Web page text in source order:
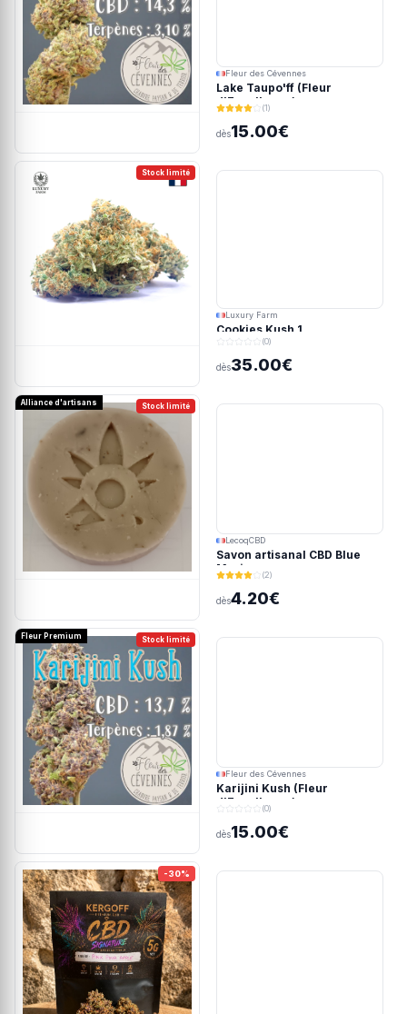
Fleur des Cévennes
Lake Taupo'ff (Fleur
d'Excellence)
(1)
dès15.00€
Stock limité
Luxury Farm
Cookies Kush 1
(0)
dès35.00€
Stock limité
Alliance d'artisans
LecoqCBD
Savon artisanal CBD Blue
Meringue
(2)
dès4.20€
Stock limité
Fleur Premium
Fleur des Cévennes
Karijini Kush (Fleur
d'Excellence)
(0)
dès15.00€
-30%